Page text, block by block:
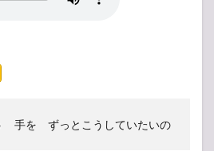
手を ずっとこうしていたいの